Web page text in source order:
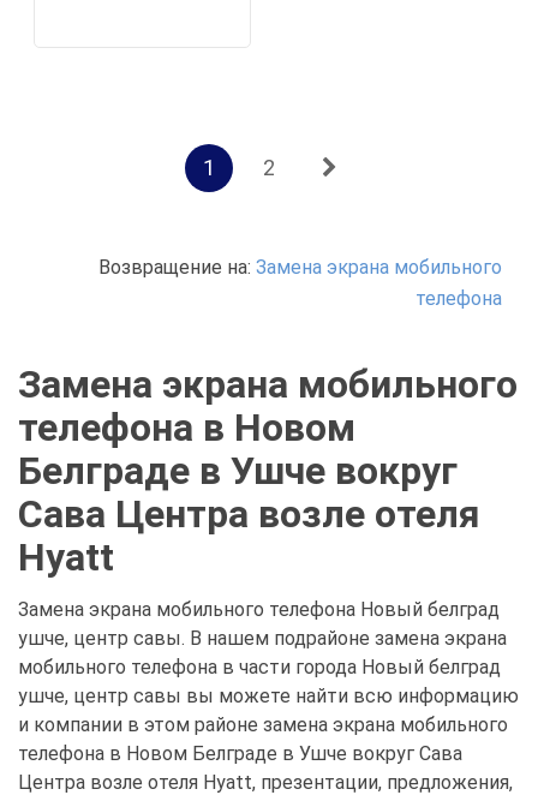
1 2
Возвращение на: Замена экрана мобильного
телефона
Замена экрана мобильного
телефона в Новом
Белграде в Ушче вокруг
Сава Центра возле отеля
Hyatt
Замена экрана мобильного телефона Новый белград
ушче, центр савы. В нашем подрайоне замена экрана
мобильного телефона в части города Новый белград
ушче, центр савы вы можете найти всю информацию
и компании в этом районе замена экрана мобильного
телефона в Новом Белграде в Ушче вокруг Сава
Центра возле отеля Hyatt, презентации, предложения,